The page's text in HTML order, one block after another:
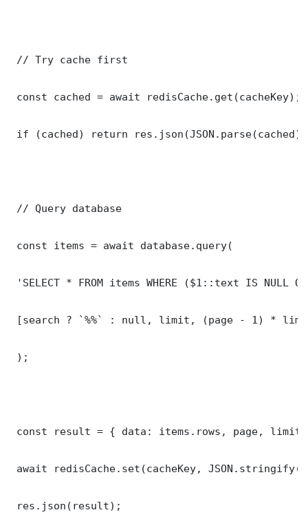
// Try cache first
const cached = await redisCache.get(cacheKey);
if (cached) return
// Query database
const items = await database.query(
'SELECT * FROM items WHERE ($1::text IS NULL
[search ? `%%` : null, limit, (page - 1) *
);
const result = { data: items.rows, page,
await redisCache.set(cacheKey,
res.json(result);